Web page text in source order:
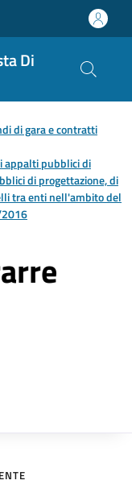
Di
di gara e contratti
appalti pubblici di
di progettazione, di
tra enti nell'ambito del